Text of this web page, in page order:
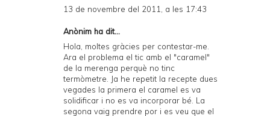
13 de novembre del 2011, a les 17:43
Anònim ha dit...
Hola, moltes gràcies per contestar-me.
Ara el problema el tic amb el "caramel"
de la merenga perquè no tinc
termòmetre. Ja he repetit la recepte dues
vegades la primera el caramel es va
solidificar i no es va incorporar bé. La
segona vaig prendre por i es veu que el